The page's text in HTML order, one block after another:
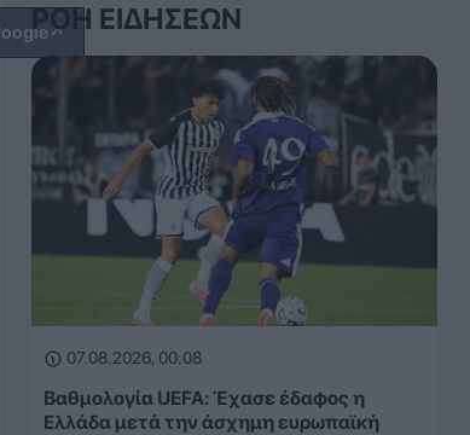
↗
ΡΟΉ ΕΙΔΉΣΕΩΝ
07.08.2026, 00:08
Βαθμολογία UEFA: Έχασε έδαφος η
Ελλάδα μετά την άσχημη ευρωπαϊκή